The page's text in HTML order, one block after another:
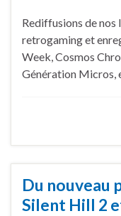
Rediffusions de nos
retrogaming et
Week, Cosmos
Génération Micros,
Du nouveau
Silent Hill 2